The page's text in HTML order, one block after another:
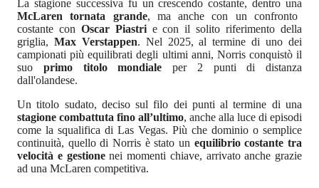
La stagione successiva fu un crescendo costante, dentro una
McLaren tornata grande, ma anche con un confronto
costante con Oscar Piastrie con il solito riferimento della
griglia, Max Verstappen. Nel 2025, al termine di uno dei
campionati più equilibrati degli ultimi anni, Norris conquistò il
suo primo titolo mondiale per 2 punti di distanza
dall'olandese.
Un titolo sudato, deciso sul filo dei punti al termine di una
stagione combattuta fino all’ultimo, anche alla luce di episodi
come la squalifica di Las Vegas. Più che dominio o semplice
continuità, quello di Norris è stato un equilibrio costante tra
velocità e gestionenei momenti chiave, arrivato anche grazie
ad una McLaren competitiva.